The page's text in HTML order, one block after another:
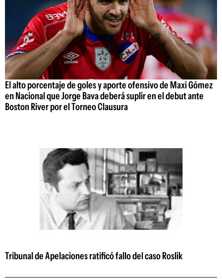
El alto porcentaje de goles y aporte ofensivo de Maxi Gómez
en Nacional que Jorge Bava deberá suplir en el debut ante
Boston River por el Torneo Clausura
Tribunal de Apelaciones ratificó fallo del caso Roslik